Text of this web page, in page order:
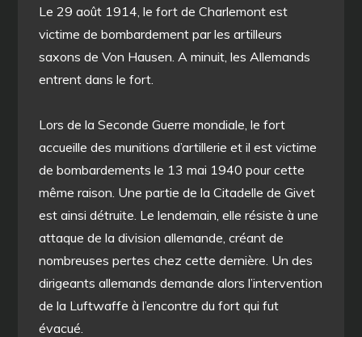
Le 29 août 1914, le fort de Charlemont est
victime de bombardement par les artilleurs
saxons de Von Hausen. A minuit, les Allemands
entrent dans le fort.
Lors de la Seconde Guerre mondiale, le fort
accueille des munitions d’artillerie et il est victime
de bombardements le 13 mai 1940 pour cette
même raison. Une partie de la Citadelle de Givet
est ainsi détruite. Le lendemain, elle résiste à une
attaque de la division allemande, créant de
nombreuses pertes chez cette dernière. Un des
dirigeants allemands demande alors l’intervention
de la Luftwaffe à l’encontre du fort qui fut
évacué.